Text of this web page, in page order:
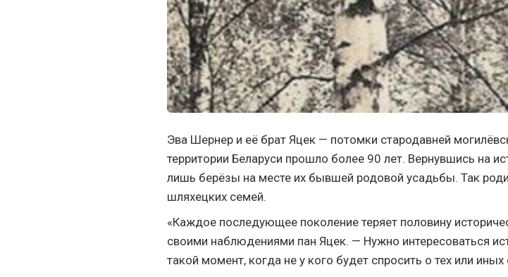
Эва Шернер и её брат Яцек — потомки стародавней
территории Беларуси прошло более 90 лет. Вернувшись на
лишь берёзы на месте их бывшей родовой усадьбы. Так
шляхецких семей.
«Каждое последующее поколение теряет половину
своими наблюдениями пан Яцек. — Нужно интересоваться
такой момент, когда не у кого будет спросить о тех или иных